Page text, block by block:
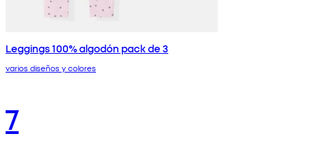
Leggings 100% algodón pack de 3
varios diseños y colores
7